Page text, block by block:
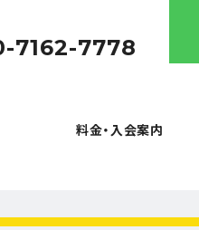
7162-7778
料金・入会案内
料金・入会案内